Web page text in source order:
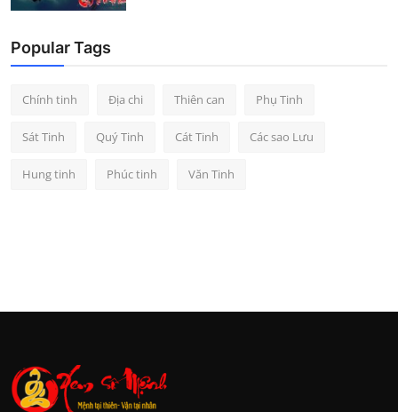
Popular Tags
Chính tinh Địa chi Thiên can Phụ Tinh
Sát Tinh Quý Tinh Cát Tinh Các sao Lưu
Hung tinh Phúc tinh Văn Tinh